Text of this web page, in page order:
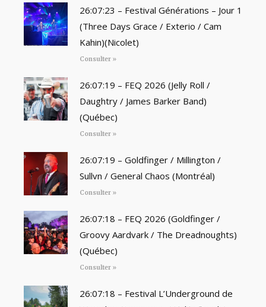
26:07:23 – Festival Générations – Jour 1
(Three Days Grace / Exterio / Cam
Kahin)(Nicolet)
Consulter »
26:07:19 – FEQ 2026 (Jelly Roll /
Daughtry / James Barker Band)
(Québec)
Consulter »
26:07:19 – Goldfinger / Millington /
Sullvn / General Chaos (Montréal)
Consulter »
26:07:18 – FEQ 2026 (Goldfinger /
Groovy Aardvark / The Dreadnoughts)
(Québec)
Consulter »
26:07:18 – Festival L’Underground de